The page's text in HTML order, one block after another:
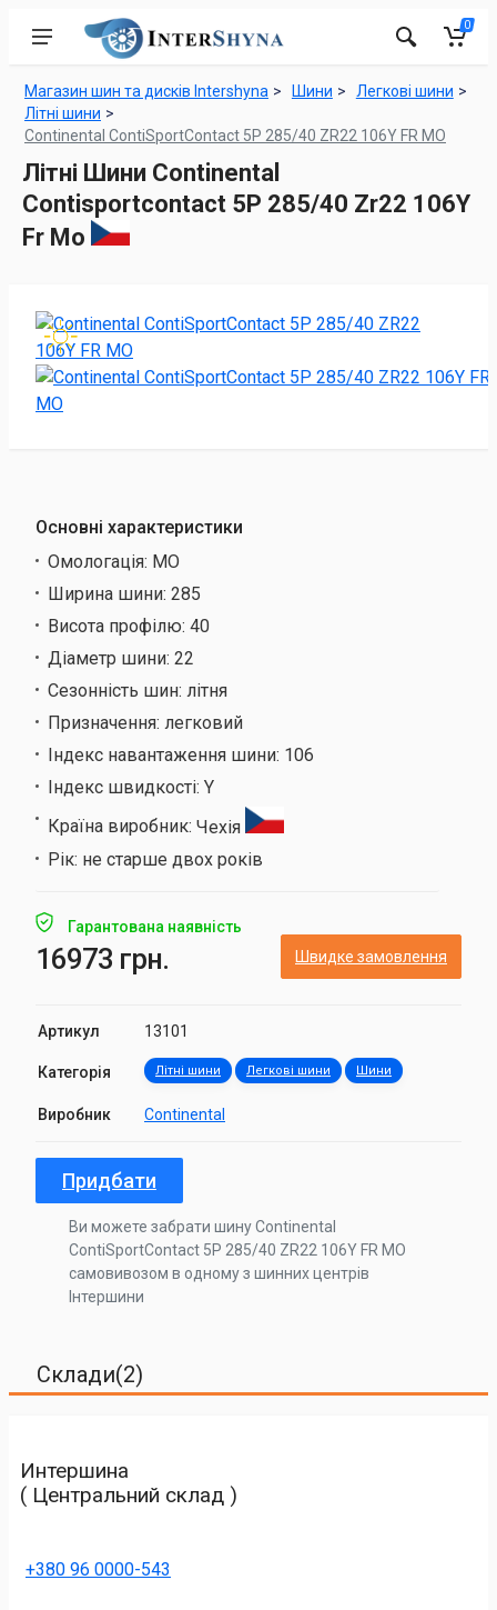
0
Магазин шин та дисків Intershyna Шини
Легкові шини
Літні шини
Continental ContiSportContact 5P 285/40 ZR22 106Y FR MO
Літні Шини Continental
Contisportcontact 5P 285/40 Zr22 106Y
Fr Mo
Основні характеристики
Омологація: MO
Ширина шини: 285
Висота профілю: 40
Діаметр шини: 22
Сезонність шин: літня
Призначення: легковий
Індекс навантаження шини: 106
Індекс швидкості: Y
Країна виробник: Чехія
Рік: не старше двох років
Гарантована наявність
16973 грн. Швидке замовлення
Артикул 13101
Категорія Літні шини Легкові шини Шини
Виробник Continental
Придбати
Ви можете забрати шину Continental
ContiSportContact 5P 285/40 ZR22 106Y FR MO
самовивозом в одному з шинних центрів
Інтершини
Склади(2)
Интершина
( Центральний склад )
+380 96 0000-543